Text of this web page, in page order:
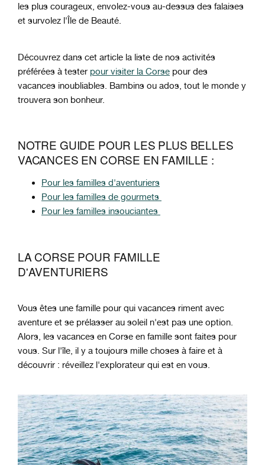
les plus courageux, envolez-vous au-dessus des falaises
et survolez l'Île de Beauté.
Découvrez dans cet article la liste de nos activités
préférées à tester pour visiter la Corse pour des
vacances inoubliables. Bambins ou ados, tout le monde y
trouvera son bonheur.
NOTRE GUIDE POUR LES PLUS BELLES
VACANCES EN CORSE EN FAMILLE :
Pour les familles d'aventuriers
Pour les familles de gourmets
Pour les familles insouciantes
LA CORSE POUR FAMILLE
D'AVENTURIERS
Vous êtes une famille pour qui vacances riment avec
aventure et se prélasser au soleil n'est pas une option.
Alors, les vacances en Corse en famille sont faites pour
vous. Sur l'île, il y a toujours mille choses à faire et à
découvrir : réveillez l'explorateur qui est en vous.